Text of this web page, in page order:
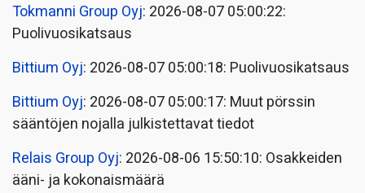
Tokmanni Group Oyj: 2026-08-07 05:00:22:
Puolivuosikatsaus
Bittium Oyj: 2026-08-07 05:00:18: Puolivuosikatsaus
Bittium Oyj: 2026-08-07 05:00:17: Muut pörssin
sääntöjen nojalla julkistettavat tiedot
Relais Group Oyj: 2026-08-06 15:50:10: Osakkeiden
ääni- ja kokonaismäärä